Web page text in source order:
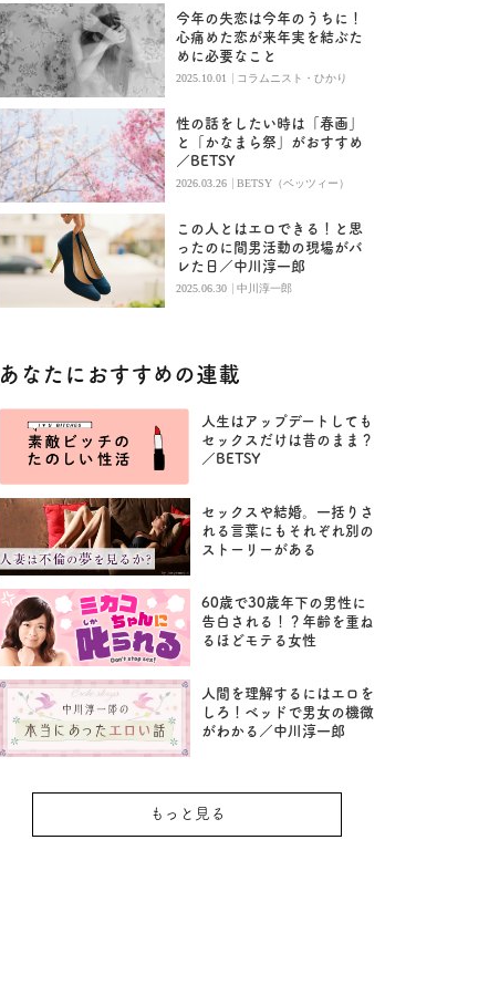
今年の失恋は今年のうちに！
心痛めた恋が来年実を結ぶた
めに必要なこと
2025.10.01 | コラムニスト・ひかり
性の話をしたい時は「春画」
と「かなまら祭」がおすすめ
／BETSY
2026.03.26 | BETSY（ベッツィー）
この人とはエロできる！と思
ったのに間男活動の現場がバ
レた日／中川淳一郎
2025.06.30 | 中川淳一郎
あなたにおすすめの連載
人生はアップデートしても
セックスだけは昔のまま？
／BETSY
セックスや結婚。一括りさ
れる言葉にもそれぞれ別の
ストーリーがある
60歳で30歳年下の男性に
告白される！？年齢を重ね
るほどモテる女性
人間を理解するにはエロを
しろ！ベッドで男女の機微
がわかる／中川淳一郎
もっと見る